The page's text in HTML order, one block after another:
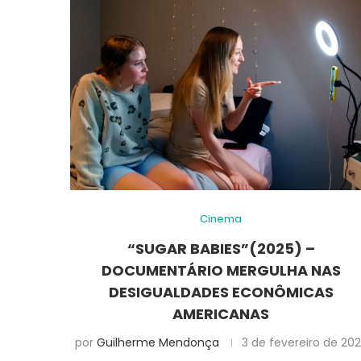
Cinema
“SUGAR BABIES”(2025) –
DOCUMENTÁRIO MERGULHA NAS
DESIGUALDADES ECONÔMICAS
AMERICANAS
por Guilherme Mendonça 3 de fevereiro de